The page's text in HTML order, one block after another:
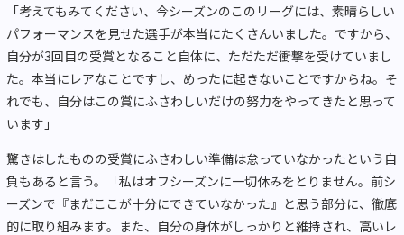
「考えてもみてください、今シーズンのこのリーグには、素晴らしい
パフォーマンスを見せた選手が本当にたくさんいました。ですから、
自分が3回目の受賞となること自体に、ただただ衝撃を受けていまし
た。本当にレアなことですし、めったに起きないことですからね。そ
れでも、自分はこの賞にふさわしいだけの努力をやってきたと思って
います」
驚きはしたものの受賞にふさわしい準備は怠っていなかったという自
負もあると言う。「私はオフシーズンに一切休みをとりません。前シ
ーズンで『まだここが十分にできていなかった』と思う部分に、徹底
的に取り組みます。また、自分の身体がしっかりと維持され、高いレ